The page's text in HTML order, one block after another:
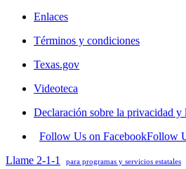
Enlaces
Términos y condiciones
Texas.gov
Videoteca
Declaración sobre la privacidad
Follow Us on FacebookFollow
Llame 2-1-1
para programas y servicios estatales